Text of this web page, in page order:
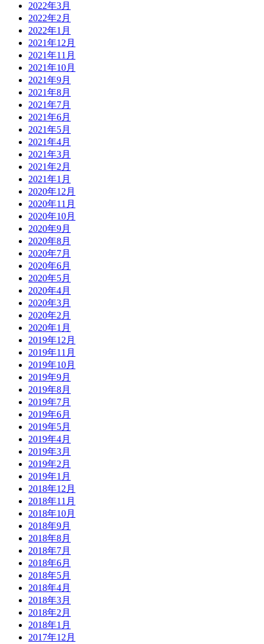
2022年3月
2022年2月
2022年1月
2021年12月
2021年11月
2021年10月
2021年9月
2021年8月
2021年7月
2021年6月
2021年5月
2021年4月
2021年3月
2021年2月
2021年1月
2020年12月
2020年11月
2020年10月
2020年9月
2020年8月
2020年7月
2020年6月
2020年5月
2020年4月
2020年3月
2020年2月
2020年1月
2019年12月
2019年11月
2019年10月
2019年9月
2019年8月
2019年7月
2019年6月
2019年5月
2019年4月
2019年3月
2019年2月
2019年1月
2018年12月
2018年11月
2018年10月
2018年9月
2018年8月
2018年7月
2018年6月
2018年5月
2018年4月
2018年3月
2018年2月
2018年1月
2017年12月